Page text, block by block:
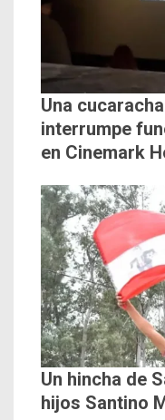
Una
interrumpe
en Cinemark
Un hincha de
hijos Santino